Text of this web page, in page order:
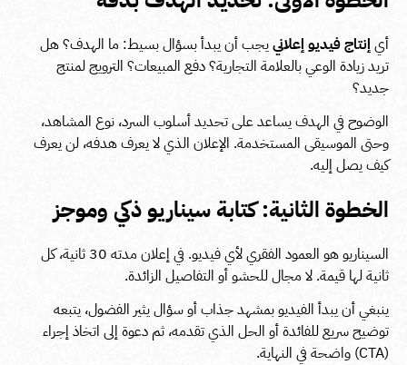
أيإنتاج فيديو إعلانييجب أن يبدأ بسؤال بسيط: ما الهدف؟ هل
تريد زيادة الوعي بالعلامة التجارية؟ دفع المبيعات؟ الترويج لمنتج
جديد؟
الوضوح في الهدف يساعد على تحديد أسلوب السرد، نوع المشاهد،
وحتى الموسيقى المستخدمة. الإعلان الذي لا يعرف هدفه، لن يعرف
كيف يصل إليه.
الخطوة الثانية: كتابة سيناريو ذكي وموجز
السيناريو هو العمود الفقري لأي فيديو. في إعلان مدته 30 ثانية، كل
ثانية لها قيمة. لا مجال للحشو أو التفاصيل الزائدة.
ينبغي أن يبدأ الفيديو بمشهد جذاب أو سؤال يثير الفضول، يتبعه
توضيح سريع للفائدة أو الحل الذي تقدمه، ثم دعوة إلى اتخاذ إجراء
(CTA) واضحة في النهاية.